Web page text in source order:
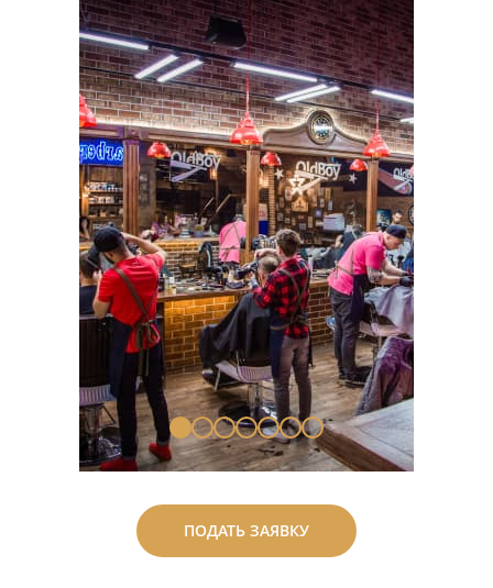
ПОДАТЬ ЗАЯВКУ